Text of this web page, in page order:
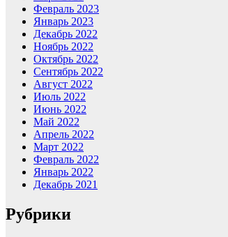
Февраль 2023
Январь 2023
Декабрь 2022
Ноябрь 2022
Октябрь 2022
Сентябрь 2022
Август 2022
Июль 2022
Июнь 2022
Май 2022
Апрель 2022
Март 2022
Февраль 2022
Январь 2022
Декабрь 2021
Рубрики